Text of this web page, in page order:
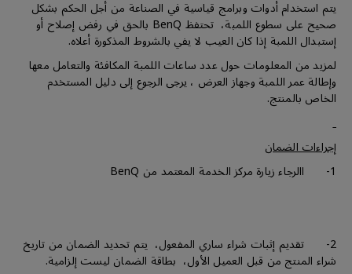
يتم استخدام أدوات وبرامج قياسية في الصناعة من أجل الحكم بشكل
صحيح على سطوع اللمبة، تحتفظ BenQ بالحق في رفض إصلاح أو
إستبدال اللمبة إذا كان العيب لا يفي بالشروط المذكورة أعلاه.
لمزيد من المعلومات حول عدد ساعات اللمبة المكافئة والتعامل معها
وإطالة عمر اللمبة وجهاز العرض ، يرجى الرجوع إلى دليل المستخدم
الخاص بالمنتج.
إجراءات الضمان
1- االرجاء زيارة مركز الخدمة المعتمد من BenQ
2- تقديم إثبات شراء ساري المفعول، يتم تحديد الضمان من تاريخ
شراء المنتج من قبل العميل الأول، بطاقة الضمان ليست إلزامية.